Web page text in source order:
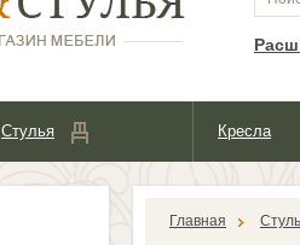
Стулья Кресла
Главная